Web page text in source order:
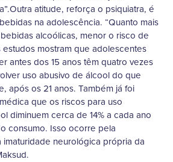
atitude, reforça o psiquiatra, é
na adolescência. “Quanto mais
alcoólicas, menor o risco de
mostram que adolescentes
antes dos 15 anos têm quatro vezes
uso abusivo de álcool do que
após os 21 anos. Também já foi
que os riscos para uso
diminuem cerca de 14% a cada ano
consumo. Isso ocorre pela
neurológica própria da